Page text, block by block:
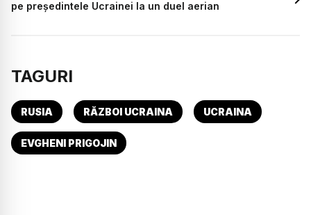
pe preşedintele Ucrainei la un duel aerian
TAGURI
RUSIA RĂZBOI UCRAINA UCRAINA
EVGHENI PRIGOJIN